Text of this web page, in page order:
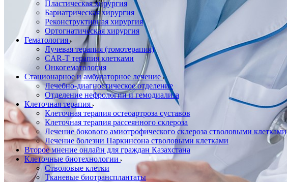
Пластическая хирургия
Бариатрическая хирургия
Реконструктивная хирургия
Ортогнатическая хирургия
Гематология
Лучевая терапия (томотерапия)
CAR-T терапия клетками
Онкогематология
Стационарное и амбулаторное лечение
Лечебно-диагностическое отделение
Отделение нефрологии и гемодиализа
Клеточная терапия
Клеточная терапия остеоартроза суставов
Клеточная терапия рассеянного склероза
Лечение бокового амиотрофического склероза стволовыми клетками
Лечение болезни Паркинсона стволовыми клетками
Второе мнение онлайн для граждан Казахстана
Клеточные биотехнологии
Стволовые клетки
Тканевые биотрансплантаты